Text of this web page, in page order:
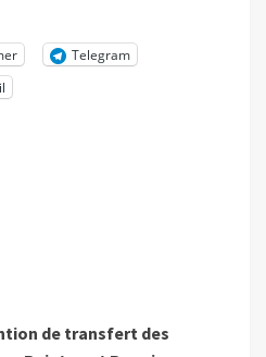
Telegram
de transfert des